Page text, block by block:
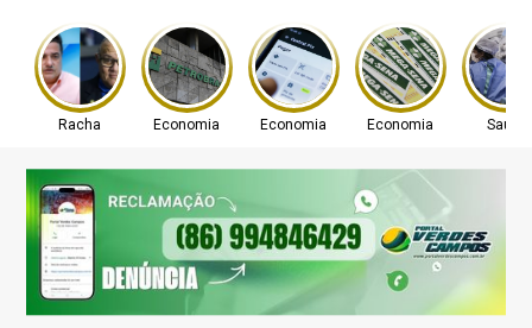
Racha Economia Economia Economia Saúde